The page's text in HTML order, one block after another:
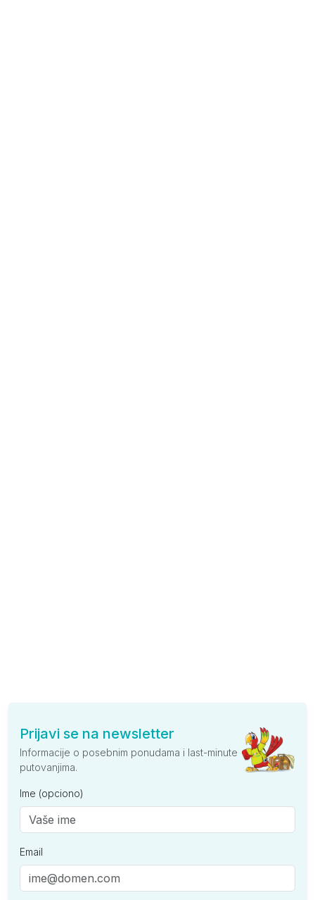
Prijavi se na newsletter
Informacije o posebnim ponudama i last-minute
putovanjima.
Ime (opciono)
Email